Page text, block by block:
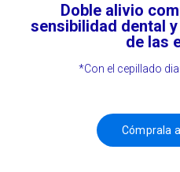
Doble alivio
sensibilidad dental
de las
*Con el cepillado
Cómprala